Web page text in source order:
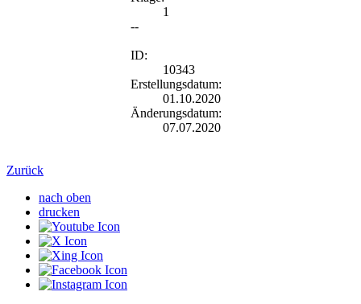
1
--
ID:
10343
Erstellungsdatum:
01.10.2020
Änderungsdatum:
07.07.2020
Zurück
nach oben
drucken